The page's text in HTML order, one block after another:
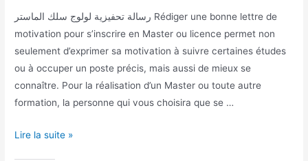
رسالة تحفيزية لولوج سلك الماستر Rédiger une bonne lettre de
motivation pour s’inscrire en Master ou licence permet non
seulement d’exprimer sa motivation à suivre certaines études
ou à occuper un poste précis, mais aussi de mieux se
connaître. Pour la réalisation d’un Master ou toute autre
formation, la personne qui vous choisira que se …
Lire la suite »